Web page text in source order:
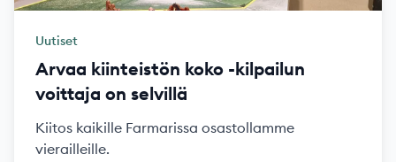
Uutiset
Arvaa kiinteistön koko -kilpailun
voittaja on selvillä
Kiitos kaikille Farmarissa osastollamme
vierailleille.